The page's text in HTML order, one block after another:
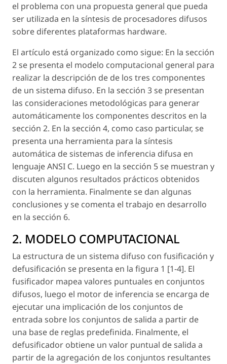
el problema con una propuesta general que pueda
ser utilizada en la síntesis de procesadores difusos
sobre diferentes plataformas hardware.
El artículo está organizado como sigue: En la sección
2 se presenta el modelo computacional general para
realizar la descripción de de los tres componentes
de un sistema difuso. En la sección 3 se presentan
las consideraciones metodológicas para generar
automáticamente los componentes descritos en la
sección 2. En la sección 4, como caso particular, se
presenta una herramienta para la síntesis
automática de sistemas de inferencia difusa en
lenguaje ANSI C. Luego en la sección 5 se muestran y
discuten algunos resultados prácticos obtenidos
con la herramienta. Finalmente se dan algunas
conclusiones y se comenta el trabajo en desarrollo
en la sección 6.
2. MODELO COMPUTACIONAL
La estructura de un sistema difuso con fusificación y
defusificación se presenta en la figura 1 [1-4]. El
fusificador mapea valores puntuales en conjuntos
difusos, luego el motor de inferencia se encarga de
ejecutar una implicación de los conjuntos de
entrada sobre los conjuntos de salida a partir de
una base de reglas predefinida. Finalmente, el
defusificador obtiene un valor puntual de salida a
partir de la agregación de los conjuntos resultantes